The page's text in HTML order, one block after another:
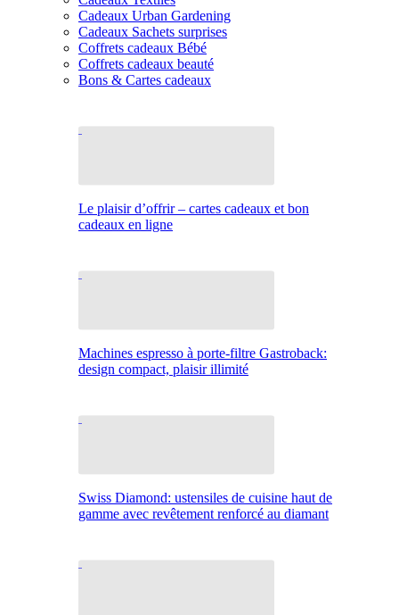
Cadeaux Urban Gardening
Cadeaux Sachets surprises
Coffrets cadeaux Bébé
Coffrets cadeaux beauté
Bons & Cartes cadeaux
Le plaisir d’offrir – cartes cadeaux et bon
cadeaux en ligne
Machines espresso à porte-filtre Gastroback:
design compact, plaisir illimité
Swiss Diamond: ustensiles de cuisine haut de
gamme avec revêtement renforcé au diamant